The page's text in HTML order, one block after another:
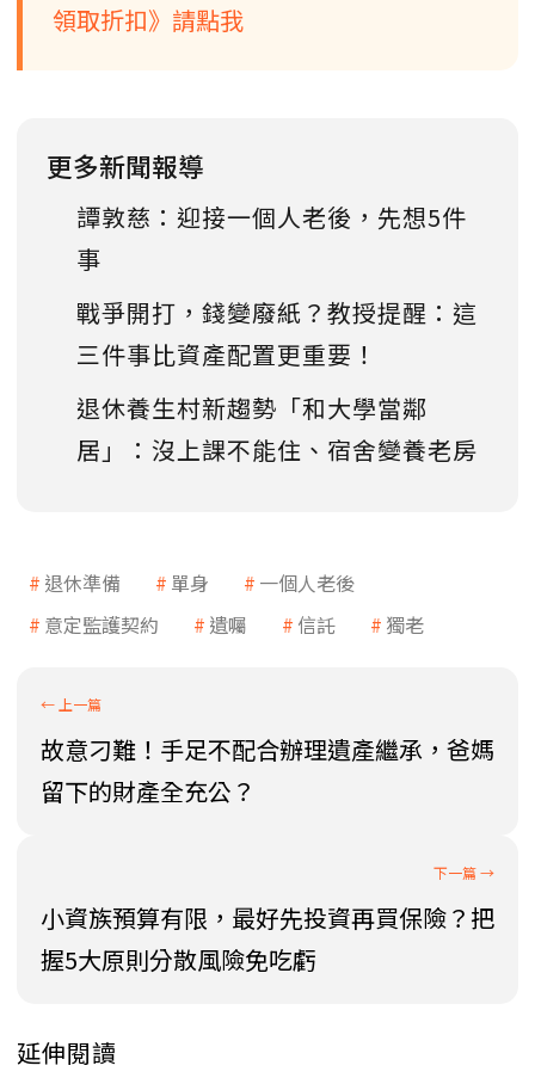
領取折扣》請點我
更多新聞報導
譚敦慈：迎接一個人老後，先想5件
事
戰爭開打，錢變廢紙？教授提醒：這
三件事比資產配置更重要！
退休養生村新趨勢「和大學當鄰
居」：沒上課不能住、宿舍變養老房
退休準備 單身
一個人老後
意定監護契約
遺囑 信託 獨老
故意刁難！手足不配合辦理遺產繼承，爸媽
留下的財產全充公？
小資族預算有限，最好先投資再買保險？把
握5大原則分散風險免吃虧
延伸閱讀